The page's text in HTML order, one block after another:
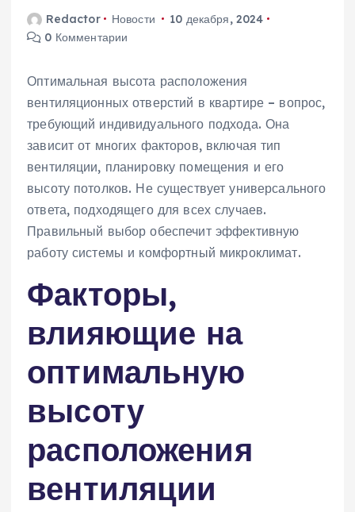
Redactor Новости
10 декабря, 2024
0 Комментарии
Оптимальная высота расположения
вентиляционных отверстий в квартире – вопрос‚
требующий индивидуального подхода. Она
зависит от многих факторов‚ включая тип
вентиляции‚ планировку помещения и его
высоту потолков. Не существует универсального
ответа‚ подходящего для всех случаев.
Правильный выбор обеспечит эффективную
работу системы и комфортный микроклимат.
Факторы‚
влияющие на
оптимальную
высоту
расположения
вентиляции